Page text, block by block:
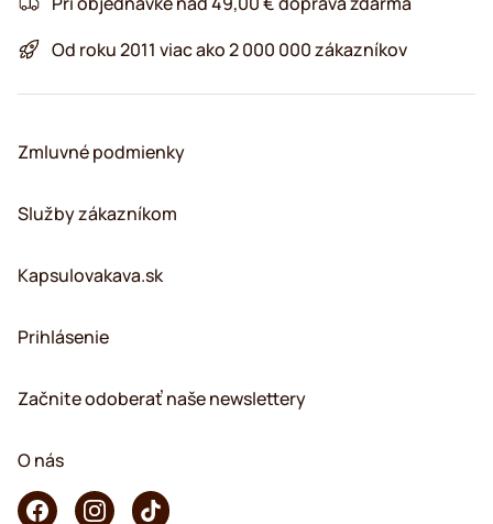
Od roku 2011 viac ako 2 000 000 zákazníkov
Zmluvné podmienky
Služby zákazníkom
Kapsulovakava.sk
Prihlásenie
Začnite odoberať naše newslettery
O nás